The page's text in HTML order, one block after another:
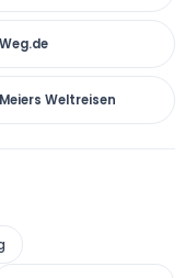
Weg.de
Meiers Weltreisen